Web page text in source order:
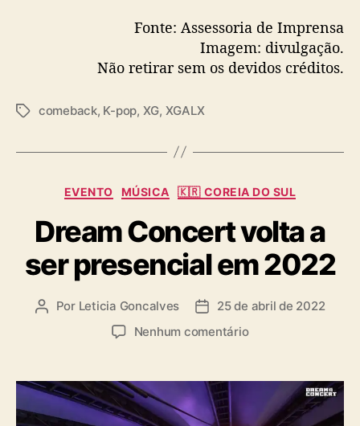
Fonte: Assessoria de Imprensa
Imagem: divulgação.
Não retirar sem os devidos créditos.
T
comeback, K-pop, XG, XGALX
C
t
e
g
o
a
EVENTO MÚSICA 🇰🇷 COREIA DO SUL
Dream Concert volta a
ser presencial em 2022
A
r
d
o
Por Leticia Goncalves
D
d
e
25 de abril de 2022
Nenhum comentárioe
r